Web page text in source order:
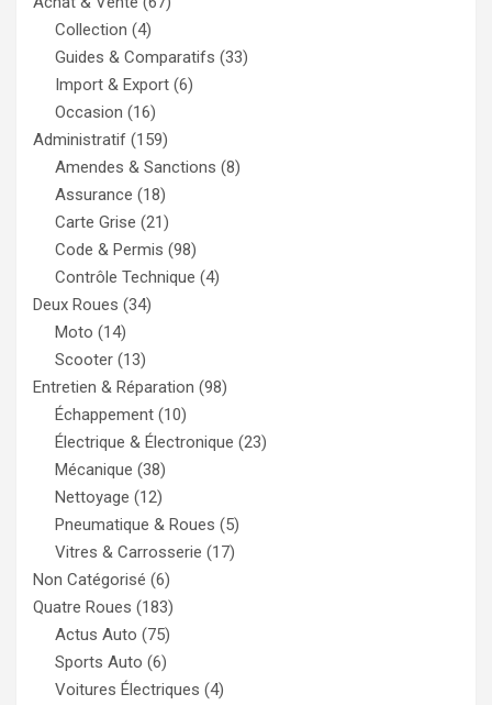
Collection (4)
Guides & Comparatifs (33)
Import & Export (6)
Occasion (16)
Administratif (159)
Amendes & Sanctions (8)
Assurance (18)
Carte Grise (21)
Code & Permis (98)
Contrôle Technique (4)
Deux Roues (34)
Moto (14)
Scooter (13)
Entretien & Réparation (98)
Échappement (10)
Électrique & Électronique (23)
Mécanique (38)
Nettoyage (12)
Pneumatique & Roues (5)
Vitres & Carrosserie (17)
Non Catégorisé (6)
Quatre Roues (183)
Actus Auto (75)
Sports Auto (6)
Voitures Électriques (4)